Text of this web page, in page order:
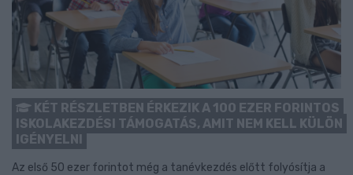
KÉT RÉSZLETBEN ÉRKEZIK A 100 EZER FORINTOS
ISKOLAKEZDÉSI TÁMOGATÁS, AMIT NEM KELL KÜLÖN
IGÉNYELNI
Az első 50 ezer forintot még a tanévkezdés előtt folyósítja a